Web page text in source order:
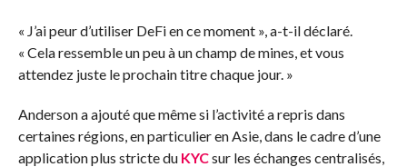
« J’ai peur d’utiliser DeFi en ce moment », a-t-il déclaré.
« Cela ressemble un peu à un champ de mines, et vous
attendez juste le prochain titre chaque jour. »
Anderson a ajouté que même si l’activité a repris dans
certaines régions, en particulier en Asie, dans le cadre d’une
application plus stricte du KYCsur les échanges centralisés,